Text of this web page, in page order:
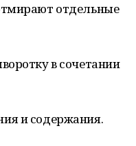
отдельные
в сочетании
и содержания.